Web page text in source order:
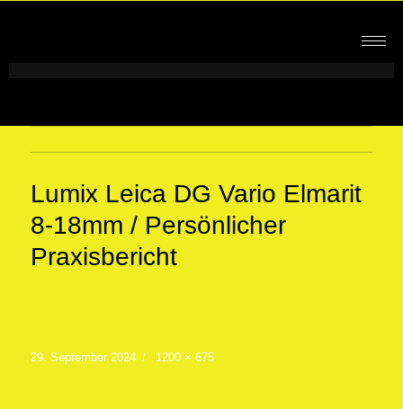
Lumix Leica DG Vario Elmarit
8-18mm / Persönlicher
Praxisbericht
29. September 2024 1200 × 675